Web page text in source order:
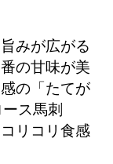
みが広がる
の甘味が美
の「たてが
ス馬刺
リコリ食感